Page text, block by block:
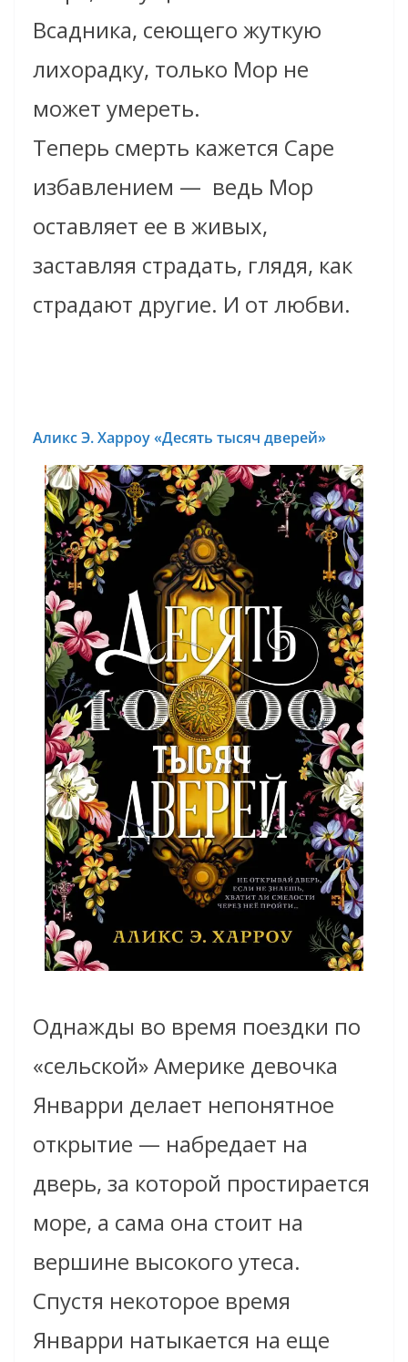
Всадника, сеющего жуткую
лихорадку, только Мор не
может умереть.
Теперь смерть кажется Саре
избавлением — ведь Мор
оставляет ее в живых,
заставляя страдать, глядя, как
страдают другие. И от любви.
Аликс Э. Харроу «Десять тысяч дверей»
Однажды во время поездки по
«сельской» Америке девочка
Январри делает непонятное
открытие — набредает на
дверь, за которой простирается
море, а сама она стоит на
вершине высокого утеса.
Спустя некоторое время
Январри натыкается на еще